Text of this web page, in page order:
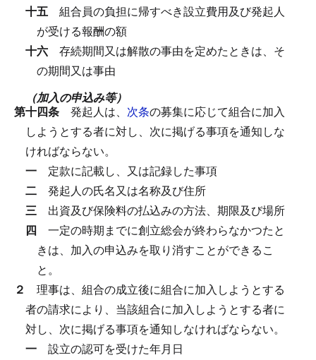
十五 組合員の負担に帰すべき設立費用及び発起人
が受ける報酬の額
十六 存続期間又は解散の事由を定めたときは、そ
の期間又は事由
（加入の申込み等）
第十四条 発起人は、 次条の募集に応じて組合に加入
しようとする者に対し、次に掲げる事項を通知しな
ければならない。
一 定款に記載し、又は記録した事項
二 発起人の氏名又は名称及び住所
三 出資及び保険料の払込みの方法、期限及び場所
四 一定の時期までに創立総会が終わらなかつたと
きは、加入の申込みを取り消すことができるこ
と。
２ 理事は、組合の成立後に組合に加入しようとする
者の請求により、当該組合に加入しようとする者に
対し、次に掲げる事項を通知しなければならない。
一 設立の認可を受けた年月日